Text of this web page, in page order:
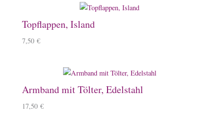
Topflappen, Island
7,50 €
Armband mit Tölter, Edelstahl
17,50 €